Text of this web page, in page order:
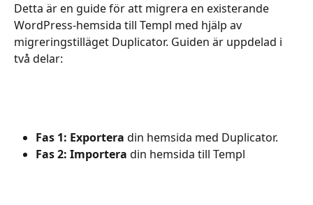
Detta är en guide för att migrera en existerande
WordPress-hemsida till Templ med hjälp av
migreringstilläget Duplicator. Guiden är uppdelad i
två delar:
Fas 1: Exportera din hemsida med Duplicator.
Fas 2: Importera din hemsida till Templ